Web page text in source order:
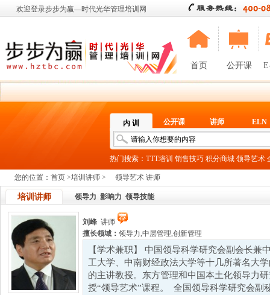
欢迎登录步步为赢—时代光华管理培训网
首页 公开课
内 训 公开课 讲师 ELN
热门搜索： TTT培训 销售技巧 积分商城 领导艺术
您的位置： 首页 >培训讲师 > 领导艺术 讲师
培训讲师 领导力 影响力 领导技能
刘峰 讲师
擅长领域： 领导力,中层管理,创新管理
【学术兼职】 中国领导科学研究会副会长兼
工大学、中南财经政法大学等十几所著名大
的主讲教授。东方管理和中国本土化领导力
授“领导艺术”课程。 全国领导科学研究会副